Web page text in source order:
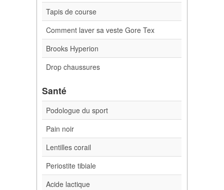
Tapis de course
Comment laver sa veste Gore Tex
Brooks Hyperion
Drop chaussures
Santé
Podologue du sport
Pain noir
Lentilles corail
Periostite tibiale
Acide lactique